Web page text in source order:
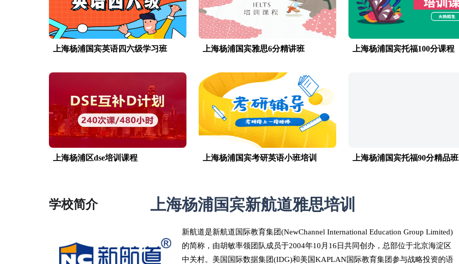
上海杨浦国宾英语四六级学习班 上海杨浦国宾雅思6分精讲班 上海杨浦国宾托福100分课程
上海杨浦区dse培训课程 上海杨浦国宾考研英语小班培训 上海杨浦国宾托福90分精品班
学校简介 上海杨浦国宾新航道雅思培训
新航道是新航道国际教育集团(NewChannel International Education Group Limited)
的简称，由胡敏率领团队成员于2004年10月16日共同创办，总部位于北京海淀区
中关村。美国国际数据集团(IDG)和美国KAPLAN国际教育集团参与战略投资的语